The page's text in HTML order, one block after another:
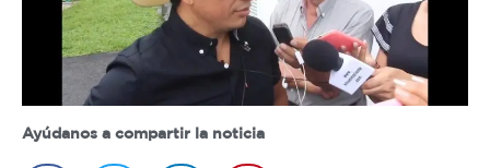
Ayúdanos a compartir la noticia